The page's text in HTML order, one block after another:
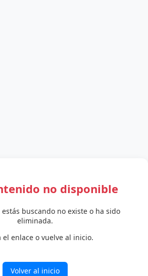
no disponible
estás buscando no existe o ha sido
eliminada.
el enlace o vuelve al inicio.
Volver al inicio